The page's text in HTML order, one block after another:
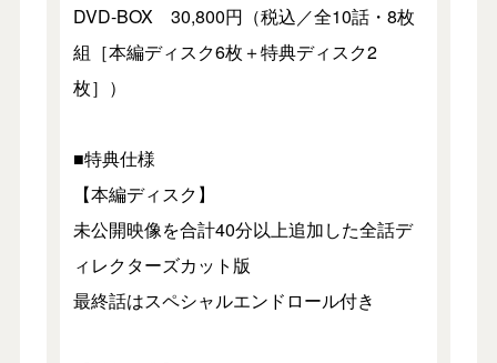
DVD-BOX 30,800円（税込／全10話・8枚
組［本編ディスク6枚＋特典ディスク2
枚］）
■特典仕様
【本編ディスク】
未公開映像を合計40分以上追加した全話デ
ィレクターズカット版
最終話はスペシャルエンドロール付き